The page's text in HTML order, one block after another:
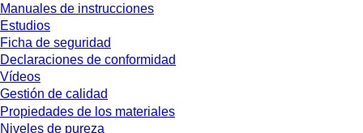
Manuales de instrucciones
Estudios
Ficha de seguridad
Declaraciones de conformidad
Vídeos
Gestión de calidad
Propiedades de los materiales
Niveles de pureza